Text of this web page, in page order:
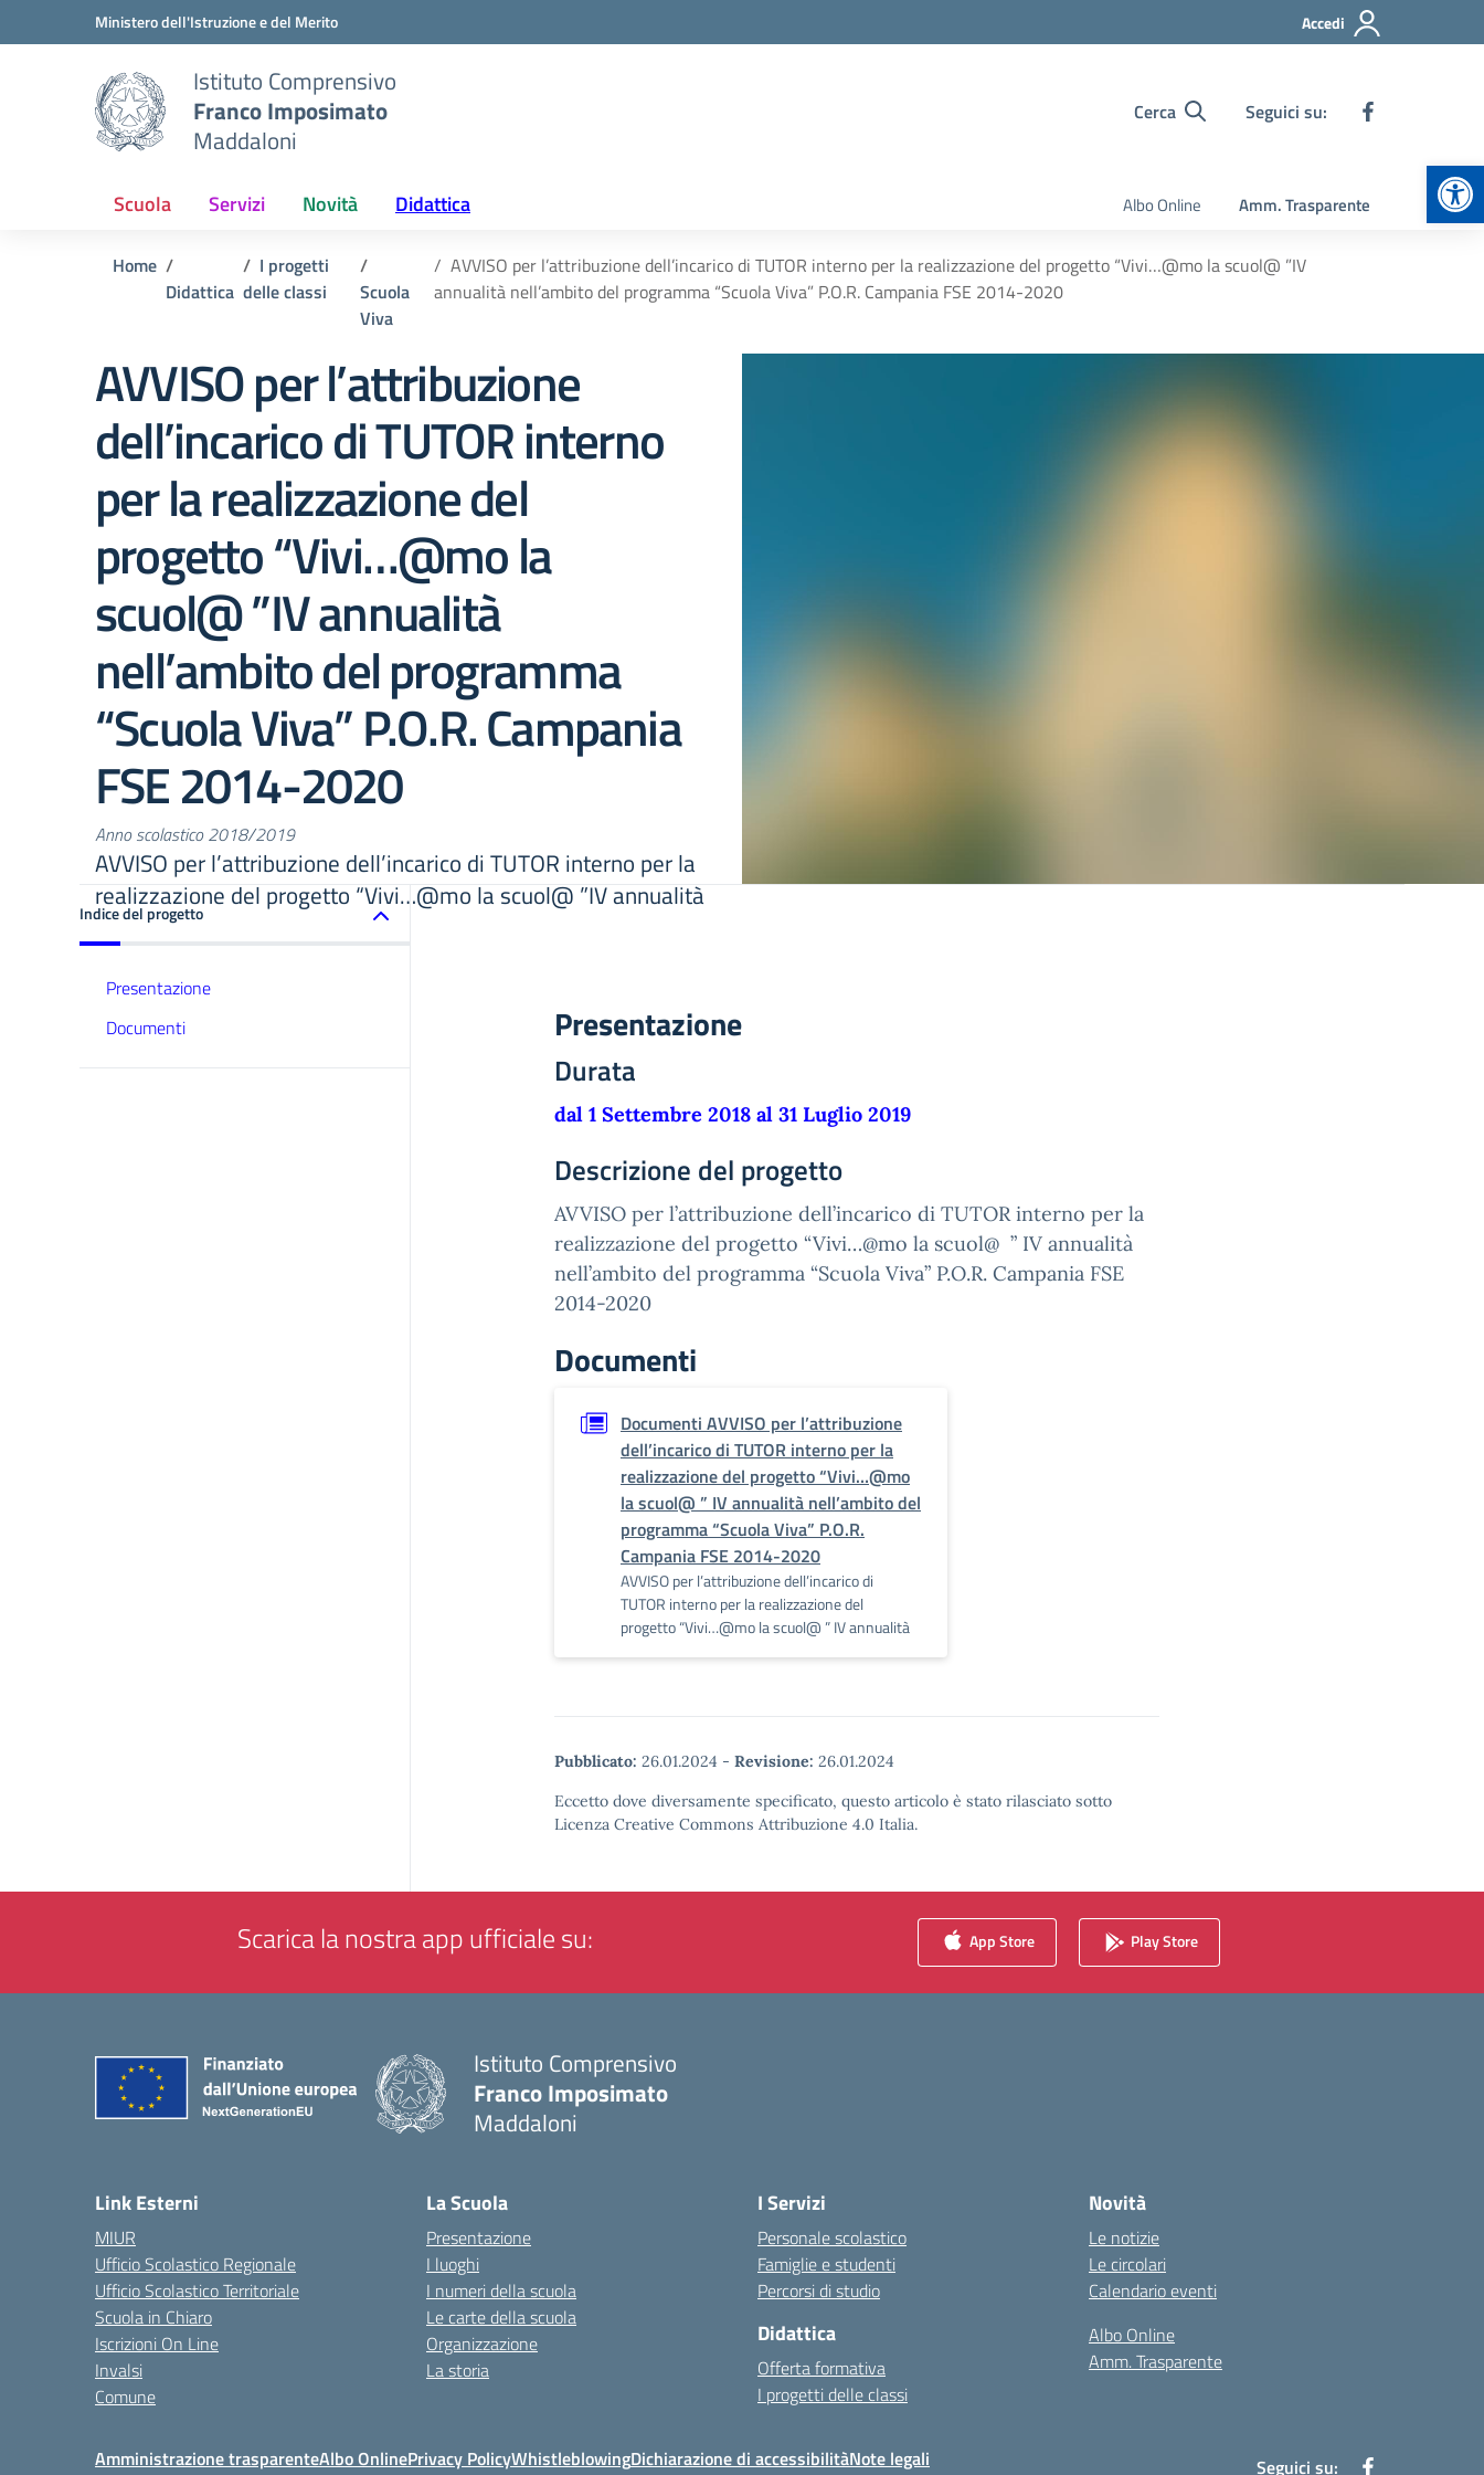
Vai ai contenuti
Vai al menu di navigazioneMinistero dell'Istruzione e del Merito Accedi
Istituto Comprensivo
Franco Imposimato
Maddaloni
Cerca Seguici su:
Scuola Servizi Novità Didattica Albo Online Amm. Trasparente
Home
Didattica
I progetti
delle classi
Scuola
Viva
AVVISO per l’attribuzione dell’incarico di TUTOR interno per la realizzazione del progetto “Vivi…@mo la scuol@ ”IV
annualità nell’ambito del programma “Scuola Viva” P.O.R. Campania FSE 2014-2020
AVVISO per l’attribuzione
dell’incarico di TUTOR interno
per la realizzazione del
progetto “Vivi…@mo la
scuol@ ”IV annualità
nell’ambito del programma
“Scuola Viva” P.O.R. Campania
FSE 2014-2020
Anno scolastico 2018/2019
AVVISO per l’attribuzione dell’incarico di TUTOR interno per la
realizzazione del progetto “Vivi…@mo la scuol@ ”IV annualità
Indice del progetto
Presentazione
Documenti
Presentazione
Durata
dal 1 Settembre 2018 al 31 Luglio 2019
Descrizione del progetto
AVVISO per l’attribuzione dell’incarico di TUTOR interno per la
realizzazione del progetto “Vivi…@mo la scuol@ ” IV annualità
nell’ambito del programma “Scuola Viva” P.O.R. Campania FSE
2014-2020
Documenti
Documenti AVVISO per l’attribuzione
dell’incarico di TUTOR interno per la
realizzazione del progetto “Vivi…@mo
la scuol@ ” IV annualità nell’ambito del
programma “Scuola Viva” P.O.R.
Campania FSE 2014-2020
AVVISO per l’attribuzione dell’incarico di
TUTOR interno per la realizzazione del
progetto “Vivi…@mo la scuol@ ” IV annualità
Pubblicato: 26.01.2024 - Revisione: 26.01.2024
Eccetto dove diversamente specificato, questo articolo è stato rilasciato sotto
Licenza Creative Commons Attribuzione 4.0 Italia.
Scarica la nostra app ufficiale su: App Store Play Store
Istituto Comprensivo
Franco Imposimato
Maddaloni
Link Esterni
MIUR
Ufficio Scolastico Regionale
Ufficio Scolastico Territoriale
Scuola in Chiaro
Iscrizioni On Line
Invalsi
Comune
La Scuola
Presentazione
I luoghi
I numeri della scuola
Le carte della scuola
Organizzazione
La storia
I Servizi
Personale scolastico
Famiglie e studenti
Percorsi di studio
Didattica
Offerta formativa
I progetti delle classi
Novità
Le notizie
Le circolari
Calendario eventi
Albo Online
Amm. Trasparente
Amministrazione trasparenteAlbo OnlinePrivacy PolicyWhistleblowingDichiarazione di accessibilitàNote legali Seguici su: